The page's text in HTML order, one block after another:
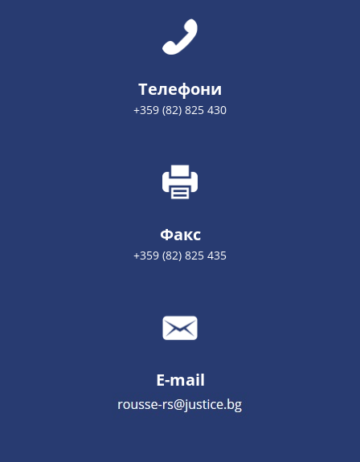
Телефони
+359 (82) 825 430
Факс
+359 (82) 825 435
E-mail